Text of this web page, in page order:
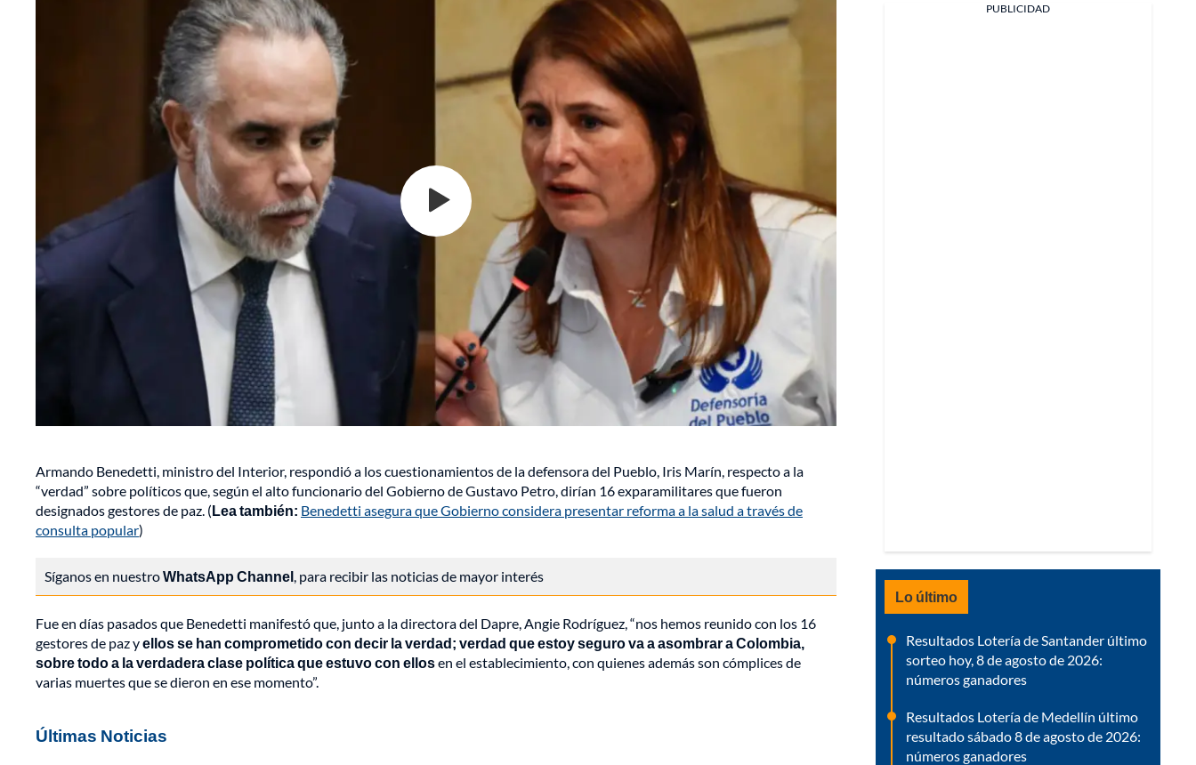
Armando Benedetti, ministro del Interior, respondió a los cuestionamientos de la defensora del Pueblo, Iris Marín, respecto a la
“verdad” sobre políticos que, según el alto funcionario del Gobierno de Gustavo Petro, dirían 16 exparamilitares que fueron
designados gestores de paz. (Lea también: Benedetti asegura que Gobierno considera presentar reforma a la salud a través de
consulta popular)
Síganos en nuestroWhatsApp Channel, para recibir las noticias de mayor interés
Fue en días pasados que Benedetti manifestó que, junto a la directora del Dapre, Angie Rodríguez, “nos hemos reunido con los 16
gestores de paz yellos se han comprometido con decir la verdad; verdad que estoy seguro va a asombrar a Colombia,
sobre todo a la verdadera clase política que estuvo con ellosen el establecimiento, con quienes además son cómplices de
varias muertes que se dieron en ese momento”.
Últimas Noticias
PUBLICIDAD
Lo último
Resultados Lotería de Santander último
sorteo hoy, 8 de agosto de 2026:
números ganadores
Resultados Lotería de Medellín último
resultado sábado 8 de agosto de 2026:
números ganadores